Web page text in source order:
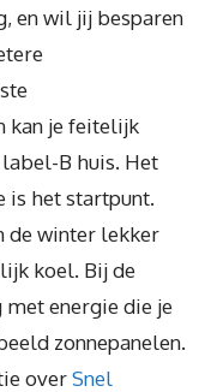
en wil jij besparen
kan je feitelijk
B huis. Het
is het startpunt.
de winter lekker
koel. Bij de
met energie die je
zonnepanelen.
overSnel